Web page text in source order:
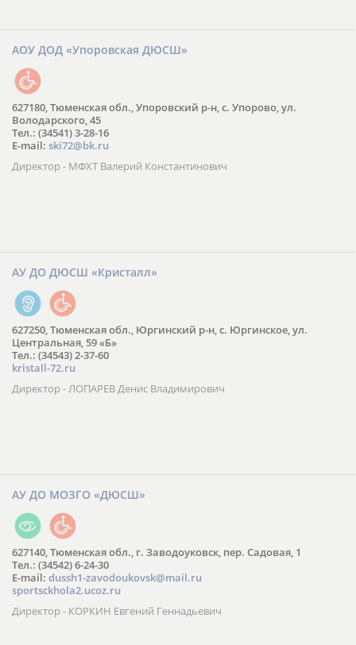
АОУ ДОД «Упоровская ДЮСШ»
627180, Тюменская обл., Упоровский р-н, с. Упорово, ул.
Володарского, 45
Тел.: (34541) 3-28-16
E-mail: ski72@bk.ru
Директор - МФХТ Валерий Константинович
АУ ДО ДЮСШ «Кристалл»
627250, Тюменская обл., Юргинский р-н, с. Юргинское, ул.
Центральная, 59 «Б»
Тел.: (34543) 2-37-60
kristall-72.ru
Директор - ЛОПАРЕВ Денис Владимирович
АУ ДО МОЗГО «ДЮСШ»
627140, Тюменская обл., г. Заводоуковск, пер. Садовая, 1
Тел.: (34542) 6-24-30
​E-mail: dussh1-zavodoukovsk@mail.ru
sportsckhola2.ucoz.ru
Директор - КОРКИН Евгений Геннадьевич